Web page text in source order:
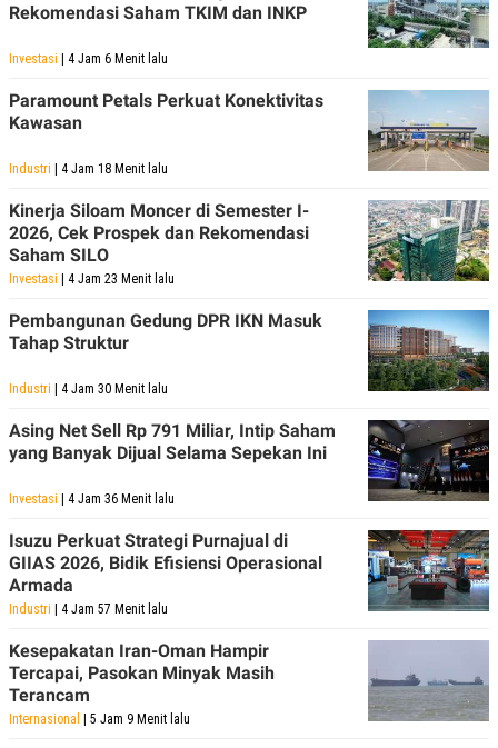
Rekomendasi Saham TKIM dan INKP
Investasi | 4 Jam 6 Menit lalu
Paramount Petals Perkuat Konektivitas
Kawasan
Industri | 4 Jam 18 Menit lalu
Kinerja Siloam Moncer di Semester I-
2026, Cek Prospek dan Rekomendasi
Saham SILO
Investasi | 4 Jam 23 Menit lalu
Pembangunan Gedung DPR IKN Masuk
Tahap Struktur
Industri | 4 Jam 30 Menit lalu
Asing Net Sell Rp 791 Miliar, Intip Saham
yang Banyak Dijual Selama Sepekan Ini
Investasi | 4 Jam 36 Menit lalu
Isuzu Perkuat Strategi Purnajual di
GIIAS 2026, Bidik Efisiensi Operasional
Armada
Industri | 4 Jam 57 Menit lalu
Kesepakatan Iran-Oman Hampir
Tercapai, Pasokan Minyak Masih
Terancam
Internasional | 5 Jam 9 Menit lalu